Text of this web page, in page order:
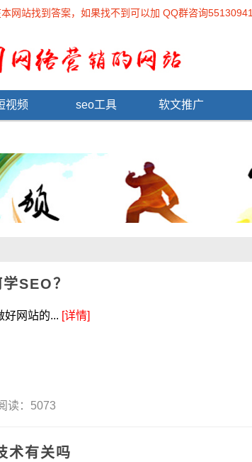
网站找到答案，如果找不到可以加 QQ群咨询55130941
视频 seo工具 软文推广
SEO？
网站的... [详情]
读：5073
术有关吗